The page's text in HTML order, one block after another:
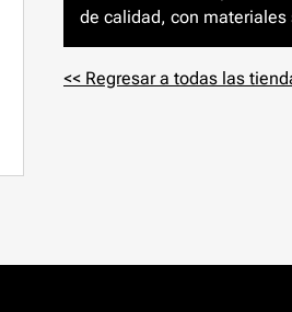
de calidad, con
<< Regresar a todas las